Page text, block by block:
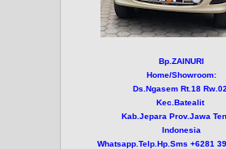
Bp.ZAINURI
Home/Showroom:
Ds.Ngasem Rt.18 Rw.02
Kec.Batealit
Kab.Jepara Prov.Jawa
Indonesia
Whatsapp.Telp.Hp.Sms +6281